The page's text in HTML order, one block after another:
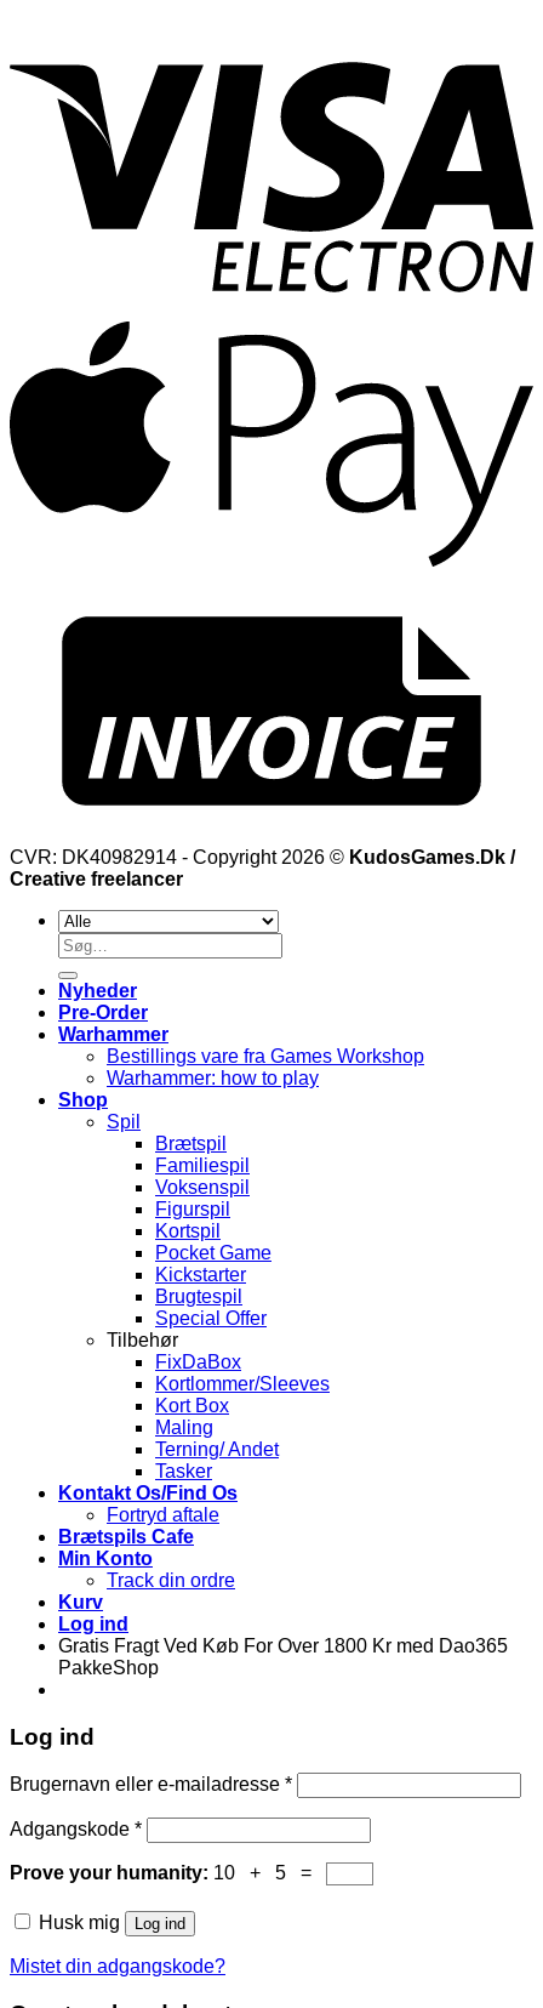
CVR: DK40982914 - Copyright 2026 © KudosGames.Dk /
Creative freelancer
Søg
efter:
Nyheder
Pre-Order
Warhammer
Bestillings vare fra Games Workshop
Warhammer: how to play
Shop
Spil
Brætspil
Familiespil
Voksenspil
Figurspil
Kortspil
Pocket Game
Kickstarter
Brugtespil
Special Offer
Tilbehør
FixDaBox
Kortlommer/Sleeves
Kort Box
Maling
Terning/ Andet
Tasker
Kontakt Os/Find Os
Fortryd aftale
Brætspils Cafe
Min Konto
Track din ordre
Kurv
Log ind
Gratis Fragt Ved Køb For Over 1800 Kr med Dao365
PakkeShop
Log ind
Brugernavn eller e-mailadresse *
Adgangskode *
Prove your humanity: 10 + 5 =
Husk mig Log ind
Mistet din adgangskode?